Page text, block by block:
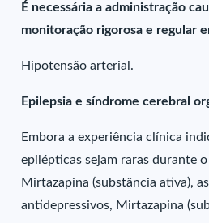
É necessária a administração
monitoração rigorosa e regular
Hipotensão arterial.
Epilepsia e síndrome cerebral
Embora a experiência clínica
epilépticas sejam raras durante
Mirtazapina (substância ativa),
antidepressivos, Mirtazapina